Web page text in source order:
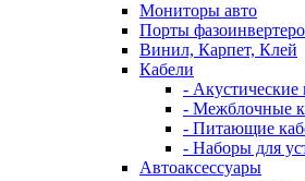
Мониторы авто
Порты
Винил, Карпет, Клей
Кабели
- Акустические
- Межблочные
- Питающие
- Наборы для
Автоаксессуары